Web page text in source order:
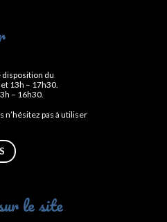
du
13h – 17h30.
– 16h30.
n’hésitez pas à utiliser
le site